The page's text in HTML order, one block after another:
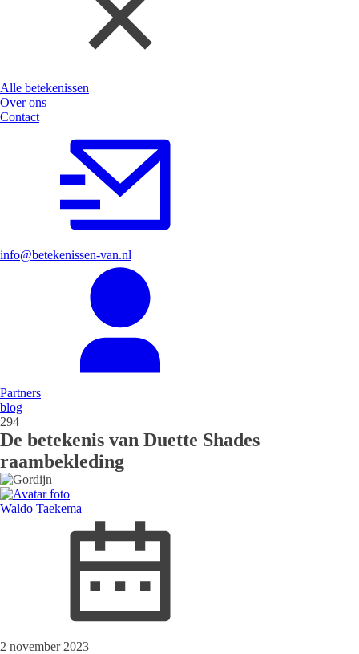
Alle betekenissen
Over ons
Contact
info@betekenissen-van.nl
Partners
blog
294
De betekenis van Duette Shades
raambekleding
Waldo Taekema
2 november 2023